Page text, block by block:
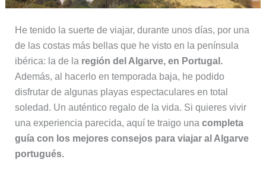
He tenido la suerte de viajar, durante unos días, por una
de las costas más bellas que he visto en la península
ibérica: la de la región del Algarve, en Portugal.
Además, al hacerlo en temporada baja, he podido
disfrutar de algunas playas espectaculares en total
soledad. Un auténtico regalo de la vida. Si quieres vivir
una experiencia parecida, aquí te traigo una completa
guía con los mejores consejos para viajar al Algarve
portugués.